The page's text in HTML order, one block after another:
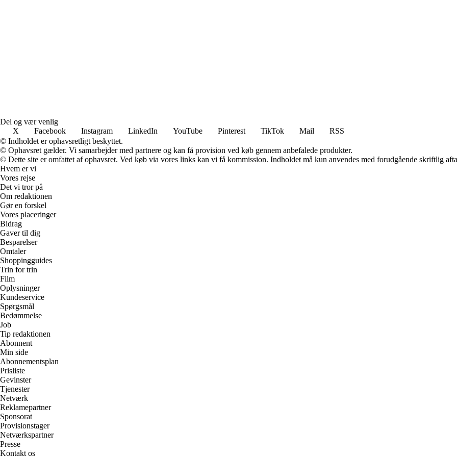
Del og vær venlig
X
Facebook Instagram LinkedIn YouTube Pinterest TikTok Mail
RSS
© Indholdet er ophavsretligt beskyttet.
© Ophavsret gælder. Vi samarbejder med partnere og kan få provision ved køb gennem anbefalede produkter.
© Dette site er omfattet af ophavsret. Ved køb via vores links kan vi få kommission. Indholdet må kun anvendes med forudgående skriftlig
Hvem er vi
Vores rejse
Det vi tror på
Om redaktionen
Gør en forskel
Vores placeringer
Bidrag
Gaver til dig
Besparelser
Omtaler
Shoppingguides
Trin for trin
Film
Oplysninger
Kundeservice
Spørgsmål
Bedømmelse
Job
Tip redaktionen
Abonnent
Min side
Abonnementsplan
Prisliste
Gevinster
Tjenester
Netværk
Reklamepartner
Sponsorat
Provisionstager
Netværkspartner
Presse
Kontakt os